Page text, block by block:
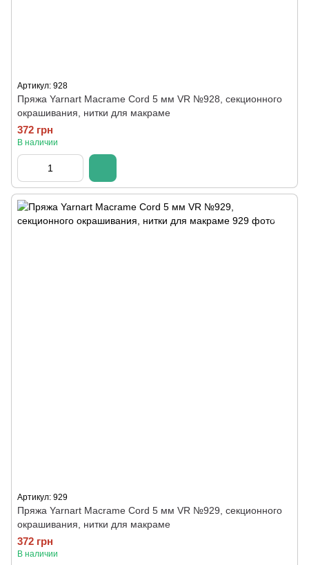
Артикул: 928
Пряжа Yarnart Macrame Cord 5 мм VR №928, секционного
окрашивания, нитки для макраме
372 грн
В наличии
Артикул: 929
Пряжа Yarnart Macrame Cord 5 мм VR №929, секционного
окрашивания, нитки для макраме
372 грн
В наличии